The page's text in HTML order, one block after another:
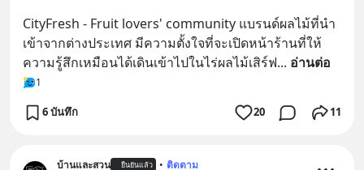
CityFresh - Fruit lovers' community แบรนด์ผลไม้ที่นำ
เข้าจากต่างประเทศ มีความตั้งใจที่จะเปิดหน้าร้านที่ให้
ความรู้สึกเหมือนได้เดินเข้าไปในไร่ผลไม้เสิร์ฟ... อ่านต่อ
1
6 บันทึก 20 11
บ้านและสวน ยืนยันแล้ว • ติดตาม